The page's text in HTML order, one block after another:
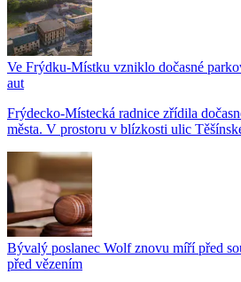
Ve Frýdku-Místku vzniklo dočasné
aut
Frýdecko-Místecká radnice zřídila
města. V prostoru v blízkosti ulic
Bývalý poslanec Wolf znovu míří před
před vězením